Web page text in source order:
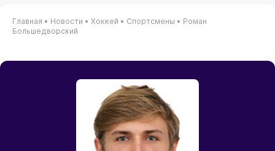
Главная • Новости • Хоккей • Спортсмены • Роман
Большедворский